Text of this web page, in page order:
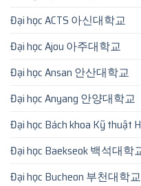
Đại học ACTS 아신대학교
Đại học Ajou 아주대학교
Đại học Ansan 안산대학교
Đại học Anyang 안양대학교
Đại học Bách khoa Kỹ thuật
Đại học Baekseok 백석대학
Đại học Bucheon 부천대학교